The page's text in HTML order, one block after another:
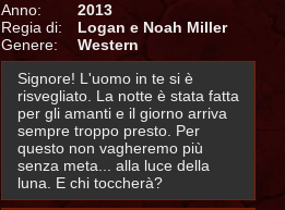
Anno:
2013
Regia di:
Logan e Noah Miller
Genere:
Western
Signore! L'uomo in te si è
risvegliato. La notte è stata fatta
per gli amanti e il giorno arriva
sempre troppo presto. Per
questo non vagheremo più
senza meta... alla luce della
luna. E chi toccherà?